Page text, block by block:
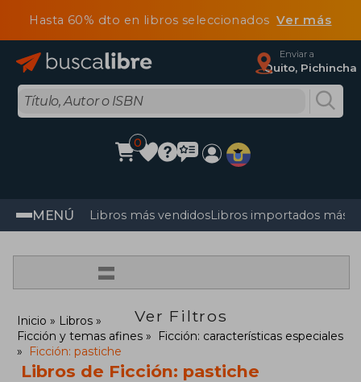
Hasta 60% dto en libros seleccionadosVer más
Enviar a
Quito, Pichincha
0
MENÚ Libros más vendidosLibros importados más
=
Ver Filtros
Inicio
Libros
Ficción y temas afines
Ficción: características especiales
Ficción: pastiche
Libros de Ficción: pastiche